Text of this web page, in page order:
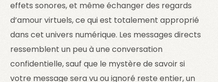
effets sonores, et même échanger des regards
d’amour virtuels, ce qui est totalement approprié
dans cet univers numérique. Les messages directs
ressemblent un peu à une conversation
confidentielle, sauf que le mystère de savoir si
votre message sera vu ou ignoré reste entier, un